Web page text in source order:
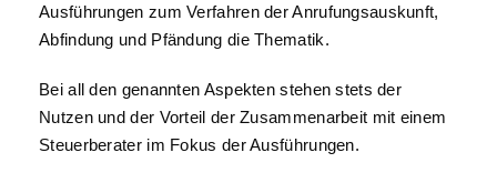
Ausführungen zum Verfahren der Anrufungsauskunft,
Abfindung und Pfändung die Thematik.
Bei all den genannten Aspekten stehen stets der
Nutzen und der Vorteil der Zusammenarbeit mit einem
Steuerberater im Fokus der Ausführungen.